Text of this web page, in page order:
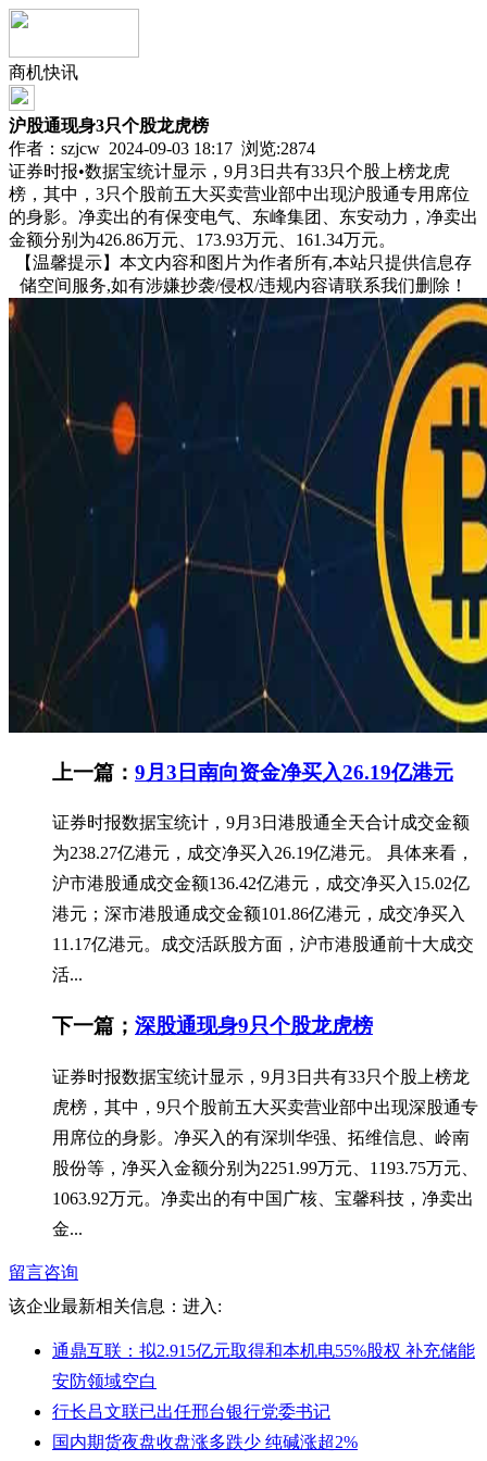
商机快讯
沪股通现身3只个股龙虎榜
作者：szjcw 2024-09-03 18:17 浏览:2874
证券时报•数据宝统计显示，9月3日共有33只个股上榜龙虎
榜，其中，3只个股前五大买卖营业部中出现沪股通专用席位
的身影。净卖出的有保变电气、东峰集团、东安动力，净卖出
金额分别为426.86万元、173.93万元、161.34万元。
【温馨提示】本文内容和图片为作者所有,本站只提供信息存
储空间服务,如有涉嫌抄袭/侵权/违规内容请联系我们删除！
上一篇： 9月3日南向资金净买入26.19亿港元
证券时报数据宝统计，9月3日港股通全天合计成交金额
为238.27亿港元，成交净买入26.19亿港元。 具体来看，
沪市港股通成交金额136.42亿港元，成交净买入15.02亿
港元；深市港股通成交金额101.86亿港元，成交净买入
11.17亿港元。成交活跃股方面，沪市港股通前十大成交
活...
下一篇； 深股通现身9只个股龙虎榜
证券时报数据宝统计显示，9月3日共有33只个股上榜龙
虎榜，其中，9只个股前五大买卖营业部中出现深股通专
用席位的身影。净买入的有深圳华强、拓维信息、岭南
股份等，净买入金额分别为2251.99万元、1193.75万元、
1063.92万元。净卖出的有中国广核、宝馨科技，净卖出
金...
留言咨询
该企业最新相关信息： 进入:
通鼎互联：拟2.915亿元取得和本机电55%股权 补充储能
安防领域空白
行长吕文联已出任邢台银行党委书记
国内期货夜盘收盘涨多跌少 纯碱涨超2%